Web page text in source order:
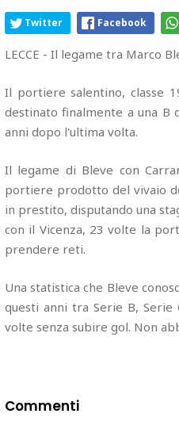
Twitter Facebook
LECCE - Il legame tra Marco
Il portiere salentino, classe
destinato finalmente a una B
anni dopo l'ultima volta.
Il legame di Bleve con
portiere prodotto del vivaio
in prestito, disputando una
con il Vicenza, 23 volte la
prendere reti.
Una statistica che Bleve
questi anni tra Serie B, Serie
volte senza subire gol. Non
Commenti